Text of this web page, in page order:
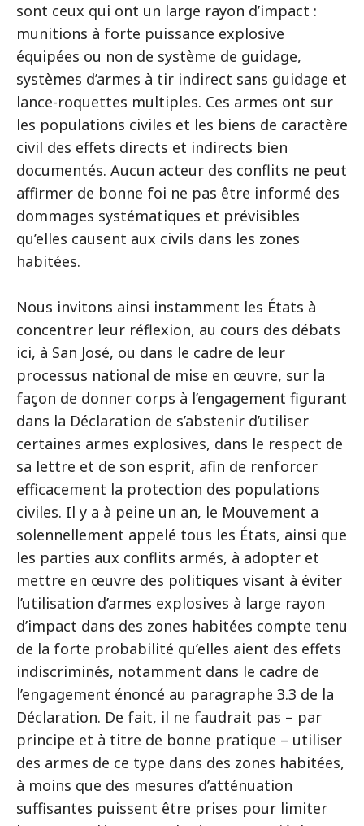
sont ceux qui ont un large rayon d’impact :
munitions à forte puissance explosive
équipées ou non de système de guidage,
systèmes d’armes à tir indirect sans guidage et
lance-roquettes multiples. Ces armes ont sur
les populations civiles et les biens de caractère
civil des effets directs et indirects bien
documentés. Aucun acteur des conflits ne peut
affirmer de bonne foi ne pas être informé des
dommages systématiques et prévisibles
qu’elles causent aux civils dans les zones
habitées.
Nous invitons ainsi instamment les États à
concentrer leur réflexion, au cours des débats
ici, à San José, ou dans le cadre de leur
processus national de mise en œuvre, sur la
façon de donner corps à l’engagement figurant
dans la Déclaration de s’abstenir d’utiliser
certaines armes explosives, dans le respect de
sa lettre et de son esprit, afin de renforcer
efficacement la protection des populations
civiles. Il y a à peine un an, le Mouvement a
solennellement appelé tous les États, ainsi que
les parties aux conflits armés, à adopter et
mettre en œuvre des politiques visant à éviter
l’utilisation d’armes explosives à large rayon
d’impact dans des zones habitées compte tenu
de la forte probabilité qu’elles aient des effets
indiscriminés, notamment dans le cadre de
l’engagement énoncé au paragraphe 3.3 de la
Déclaration. De fait, il ne faudrait pas – par
principe et à titre de bonne pratique – utiliser
des armes de ce type dans des zones habitées,
à moins que des mesures d’atténuation
suffisantes puissent être prises pour limiter